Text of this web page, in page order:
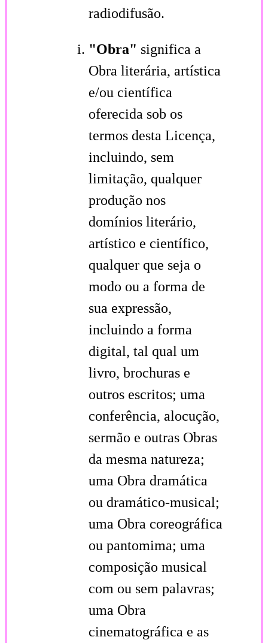
radiodifusão.
"Obra" significa a
Obra literária, artística
e/ou científica
oferecida sob os
termos desta Licença,
incluindo, sem
limitação, qualquer
produção nos
domínios literário,
artístico e científico,
qualquer que seja o
modo ou a forma de
sua expressão,
incluindo a forma
digital, tal qual um
livro, brochuras e
outros escritos; uma
conferência, alocução,
sermão e outras Obras
da mesma natureza;
uma Obra dramática
ou dramático-musical;
uma Obra coreográfica
ou pantomima; uma
composição musical
com ou sem palavras;
uma Obra
cinematográfica e as